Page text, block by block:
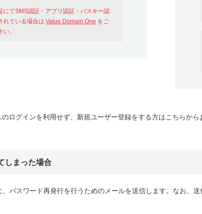
にてSMS認証・アプリ認証・パスキー認
れている場合はValue Domain One をご
い。
ログインを利用せず、新規ユーザー登録をする方はこちらから
しまった場合
パスワード再発行を行うためのメールを送信します。なお、送